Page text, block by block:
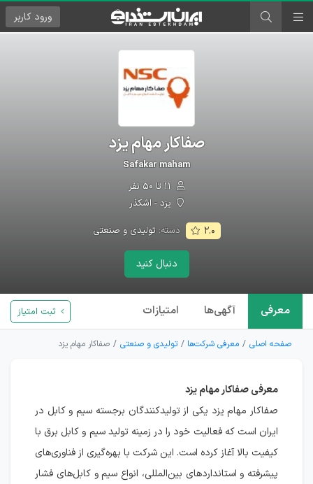
ورود کاربر
صفاکار مهام یزد
Safakar maham
یزد - اشکذر
۲.۰ دسته:تولیدی و صنعتی
دنبال کنید
معرفی آگهی‌ها امتیازات ثبت امتیاز
صفحه اصلی معرفی شرکت‌ها تولیدی و صنعتی صفاکار مهام یزد
معرفی صفاکار مهام یزد
صفاکار مهام یزد یکی از تولیدکنندگان برجسته سیم و کابل در
ایران است که فعالیت خود را در زمینه تولید سیم و کابل برق با
کیفیت بالا آغاز کرده است. این شرکت با بهره‌گیری از فناوری‌های
پیشرفته و استانداردهای بین‌المللی، انواع سیم و کابل‌های فشار